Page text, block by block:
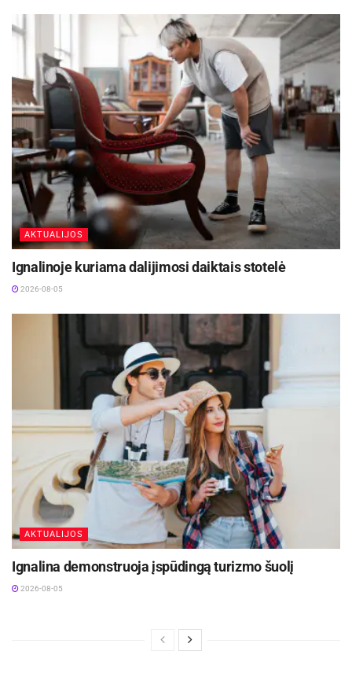
AKTUALIJOS
Ignalinoje kuriama dalijimosi daiktais stotelė
2026-08-05
AKTUALIJOS
Ignalina demonstruoja įspūdingą turizmo šuolį
2026-08-05